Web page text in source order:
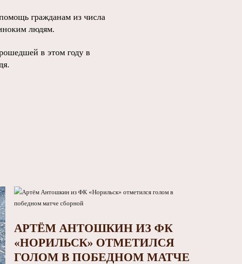
гражданам из числа
людям.
в этом году в
АРТЁМ АНТОШКИН ИЗ ФК
«НОРИЛЬСК» ОТМЕТИЛСЯ
ГОЛОМ В ПОБЕДНОМ МАТЧЕ